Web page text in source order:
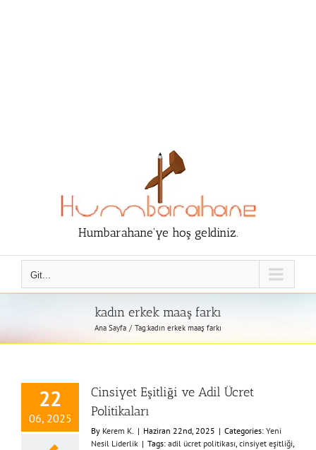
Humbarahane'ye hoş geldiniz.
Git...
kadın erkek maaş farkı
Ana Sayfa Tag:kadın erkek maaş farkı
22
06, 2025
Cinsiyet Eşitliği ve Adil Ücret
Politikaları
By Kerem K. | Haziran 22nd, 2025 | Categories: Yeni
Nesil Liderlik | Tags: adil ücret politikası, cinsiyet eşitliği,